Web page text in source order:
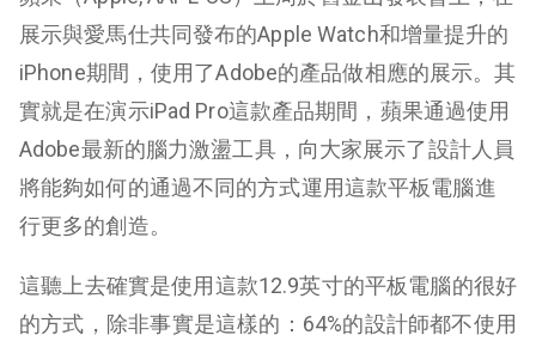
展示與愛馬仕共同發布的Apple Watch和增量提升的
iPhone期間，使用了Adobe的產品做相應的展示。其
實就是在演示iPad Pro這款產品期間，蘋果通過使用
Adobe最新的腦力激盪工具，向大家展示了設計人員
將能夠如何的通過不同的方式運用這款平板電腦進
行更多的創造。
這聽上去確實是使用這款12.9英寸的平板電腦的很好
的方式，除非事實是這樣的：64%的設計師都不使用